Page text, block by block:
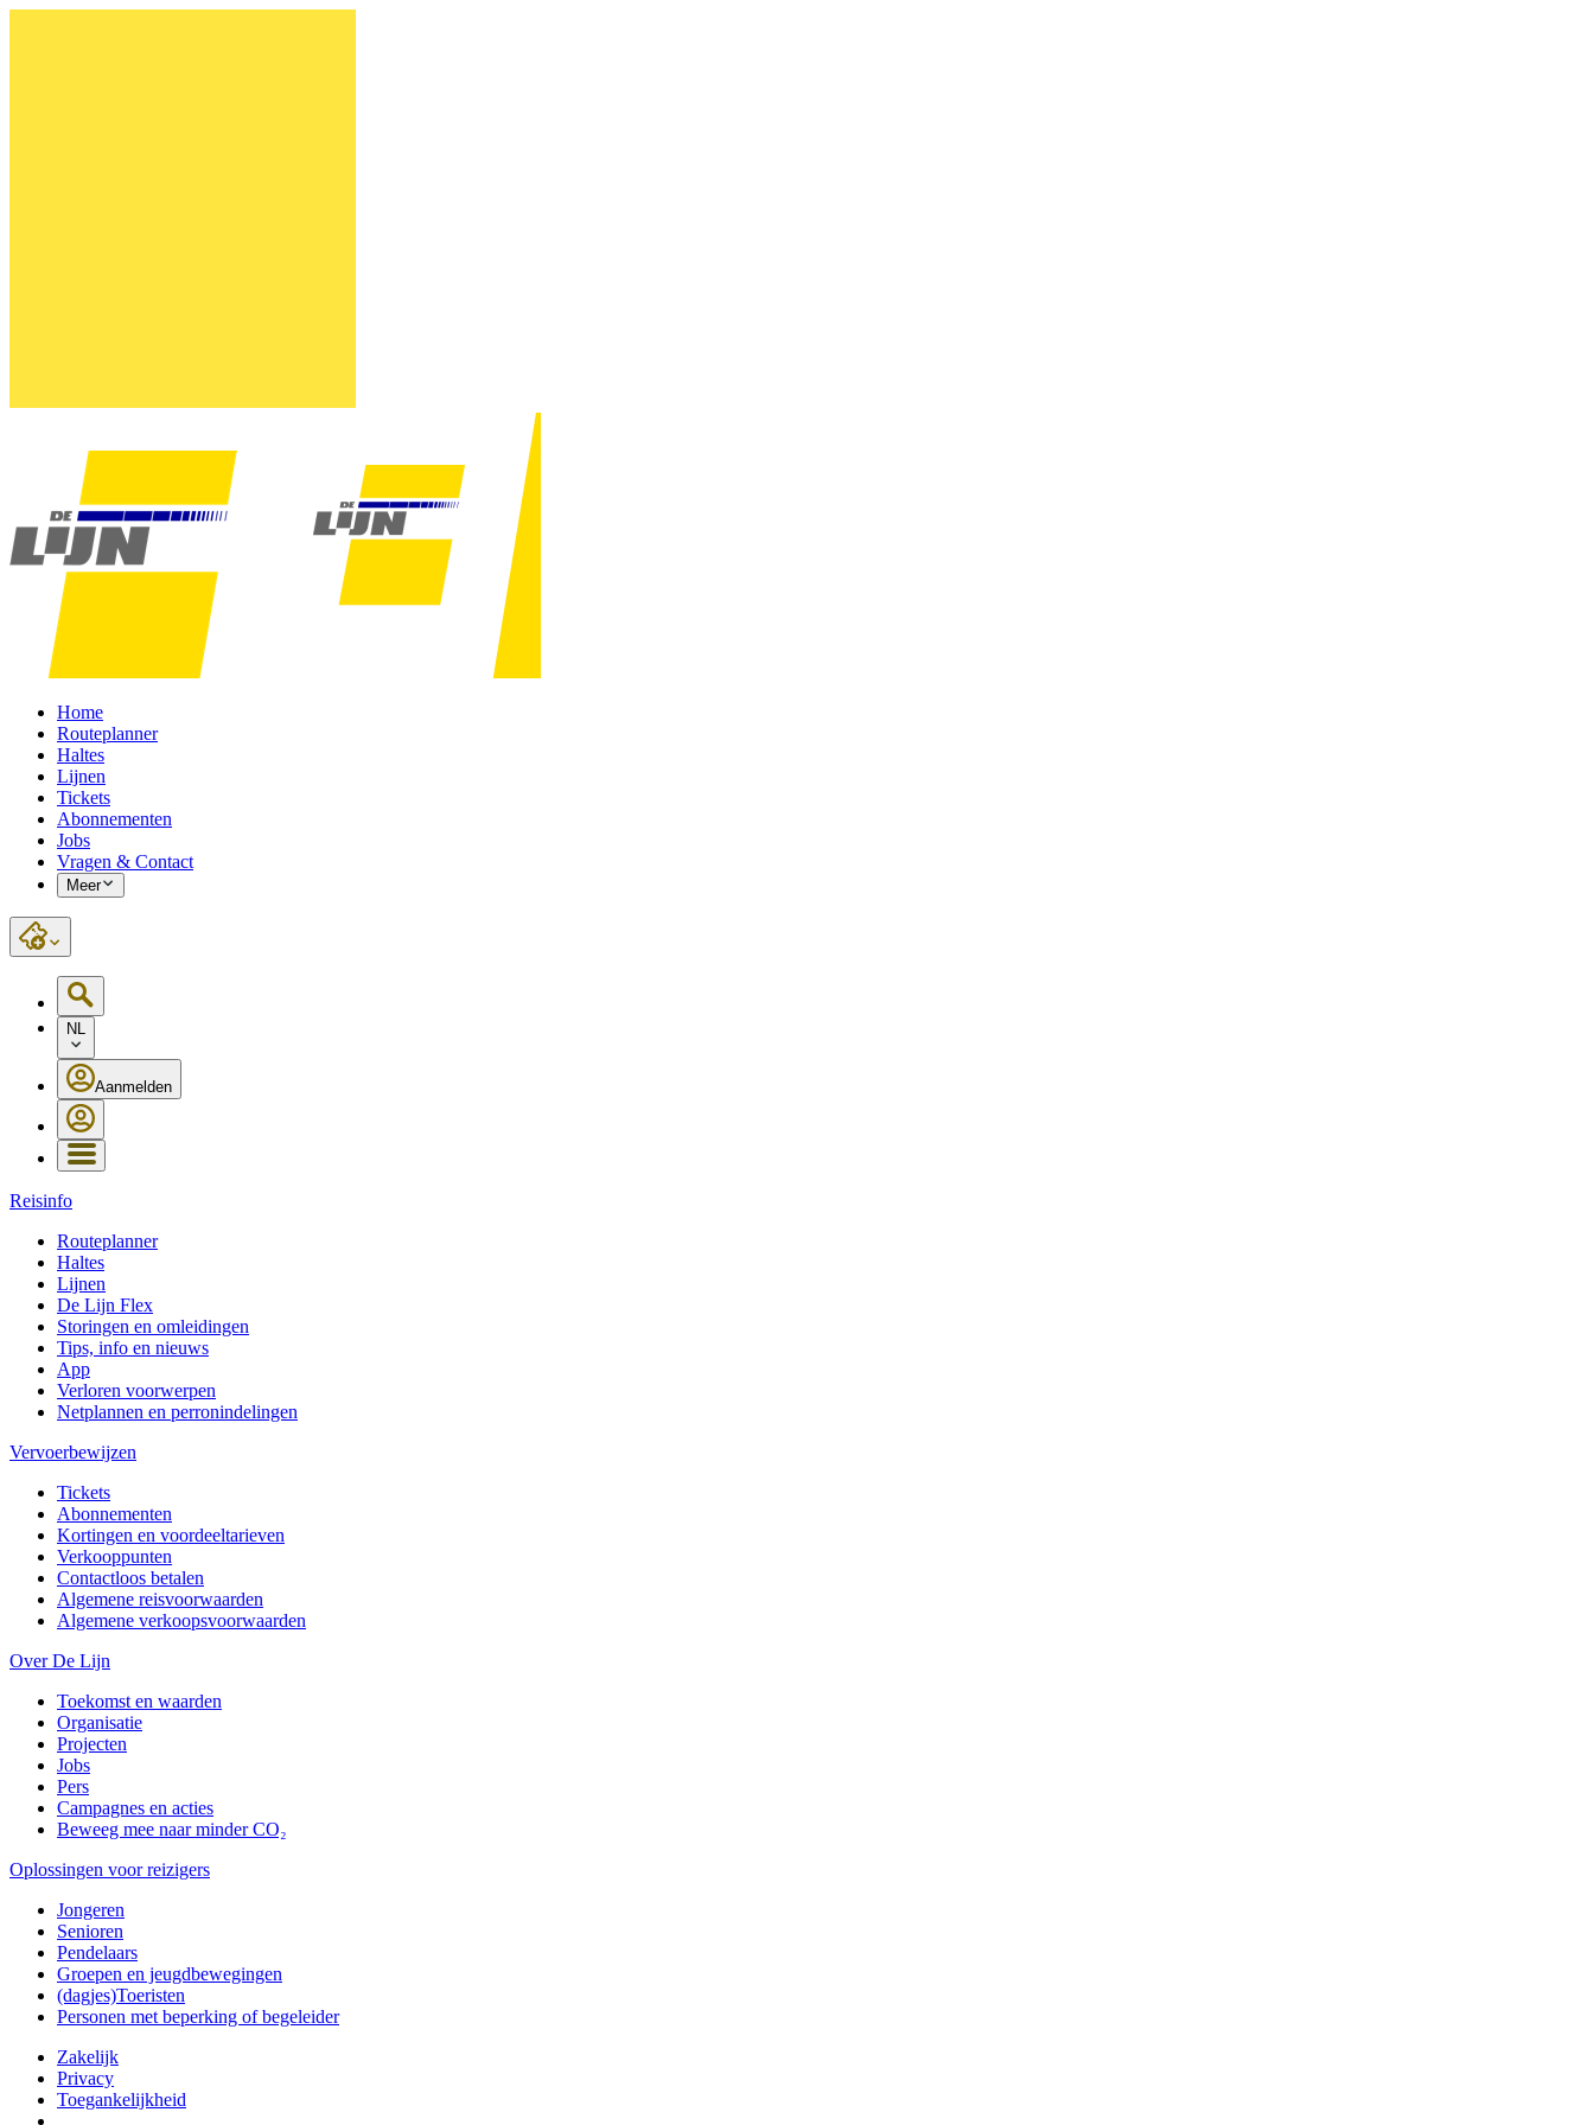
Home
Routeplanner
Haltes
Lijnen
Tickets
Abonnementen
Jobs
Vragen & Contact
Meer
NL
Aanmelden
Reisinfo
Routeplanner
Haltes
Lijnen
De Lijn Flex
Storingen en omleidingen
Tips, info en nieuws
App
Verloren voorwerpen
Netplannen en perronindelingen
Vervoerbewijzen
Tickets
Abonnementen
Kortingen en voordeeltarieven
Verkooppunten
Contactloos betalen
Algemene reisvoorwaarden
Algemene verkoopsvoorwaarden
Over De Lijn
Toekomst en waarden
Organisatie
Projecten
Jobs
Pers
Campagnes en acties
Beweeg mee naar minder CO₂
Oplossingen voor reizigers
Jongeren
Senioren
Pendelaars
Groepen en jeugdbewegingen
(dagjes)Toeristen
Personen met beperking of begeleider
Zakelijk
Privacy
Toegankelijkheid